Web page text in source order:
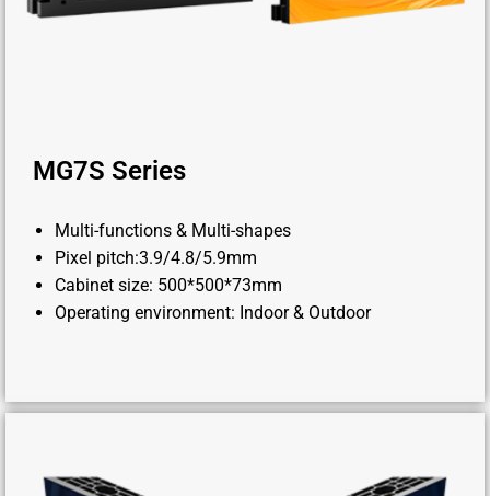
MG7S Series
Multi-functions & Multi-shapes
Pixel pitch:3.9/4.8/5.9mm
Cabinet size: 500*500*73mm
Operating environment: Indoor & Outdoor